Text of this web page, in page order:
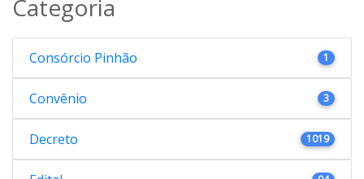
Categoria
Consórcio Pinhão 1
Convênio 3
Decreto 1019